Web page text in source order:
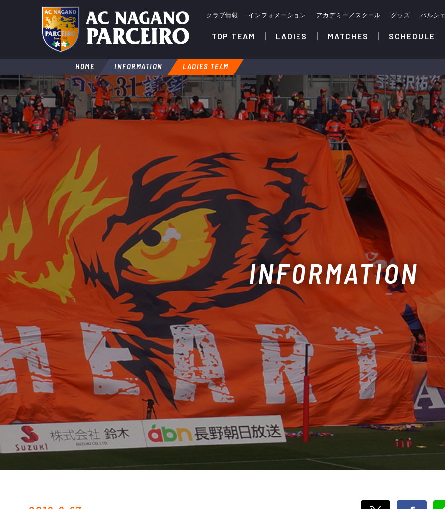
クラブ情報 インフォメーション アカデミー／スクール グッズ パルシェ
TOP TEAM LADIES MATCHES SCHEDULE
HOME INFORMATION LADIES TEAM
INFORMATION